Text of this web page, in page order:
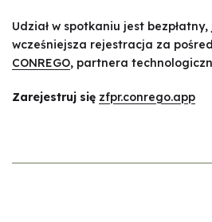
Udział w spotkaniu jest
wcześniejsza rejestracja za
CONREGO, partnera
Zarejestruj się zfpr.conrego.app